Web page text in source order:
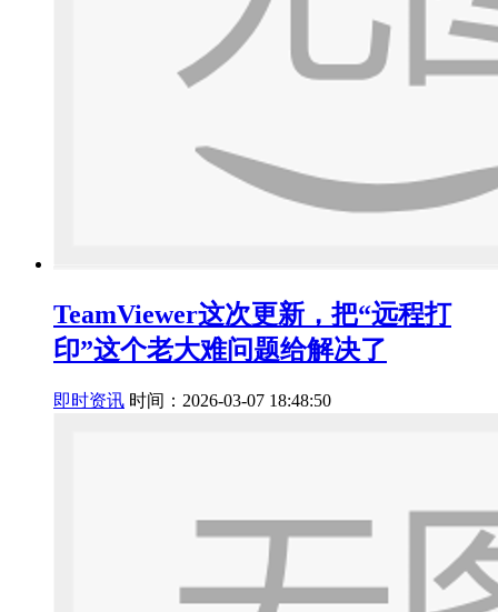
TeamViewer这次更新，把“远程打
印”这个老大难问题给解决了
即时资讯 时间：2026-03-07 18:48:50